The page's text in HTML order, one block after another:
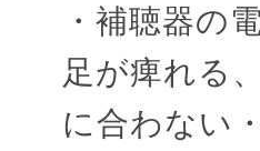
・補聴器の
足が痺れる
に合わない